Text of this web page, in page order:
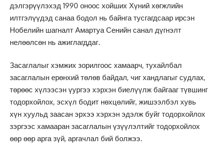
дэлгэрүүлэхэд 1990 оноос хойших Хүний хөгжлийн
илтгэлүүдэд санаа бодол нь байнга тусгагдсаар ирсэн
Нобелийн шагналт Амартуа Сенийн санал дүгнэлт
нелөөлсөн нь ажиглагддаг.
Засаглалыг хэмжих зорилгоос хамаарч, тухайлбал
засаглалын ерөнхий төлөв байдал, чиг хандлагыг судлах,
төрөөс хүлээсэн үургээ хэрхэн биелүүлж байгааг түвшинг
тодорхойлох, эсхүл бодит нөхцөлийг, жишээлбэл хувь
хүн хуульд заасан эрхээ хэрхэн эдэлж буйг тодорхойлох
зэргээс хамааран засаглалын үзүүлэлтийг тодорхойлох
өөр өөр арга зүй, аргачлал бий болжээ.